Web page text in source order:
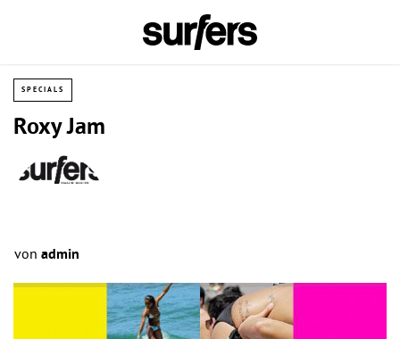
SPECIALS
Roxy Jam
von admin